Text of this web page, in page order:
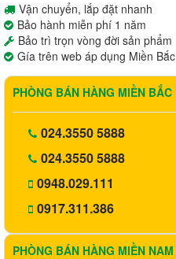
Vận chuyển, lắp đặt nhanh
Bảo hành miễn phí 1 năm
Bảo trì trọn vòng đời sản phẩm
Gía trên web áp dụng Miền Bắc
PHÒNG BÁN HÀNG MIỀN BẮC
024.3550 5888
024.3550 5888
0948.029.111
0917.311.386
PHÒNG BÁN HÀNG MIỀN NAM